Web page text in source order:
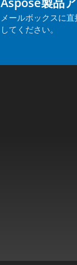
メールボックスに
してください。